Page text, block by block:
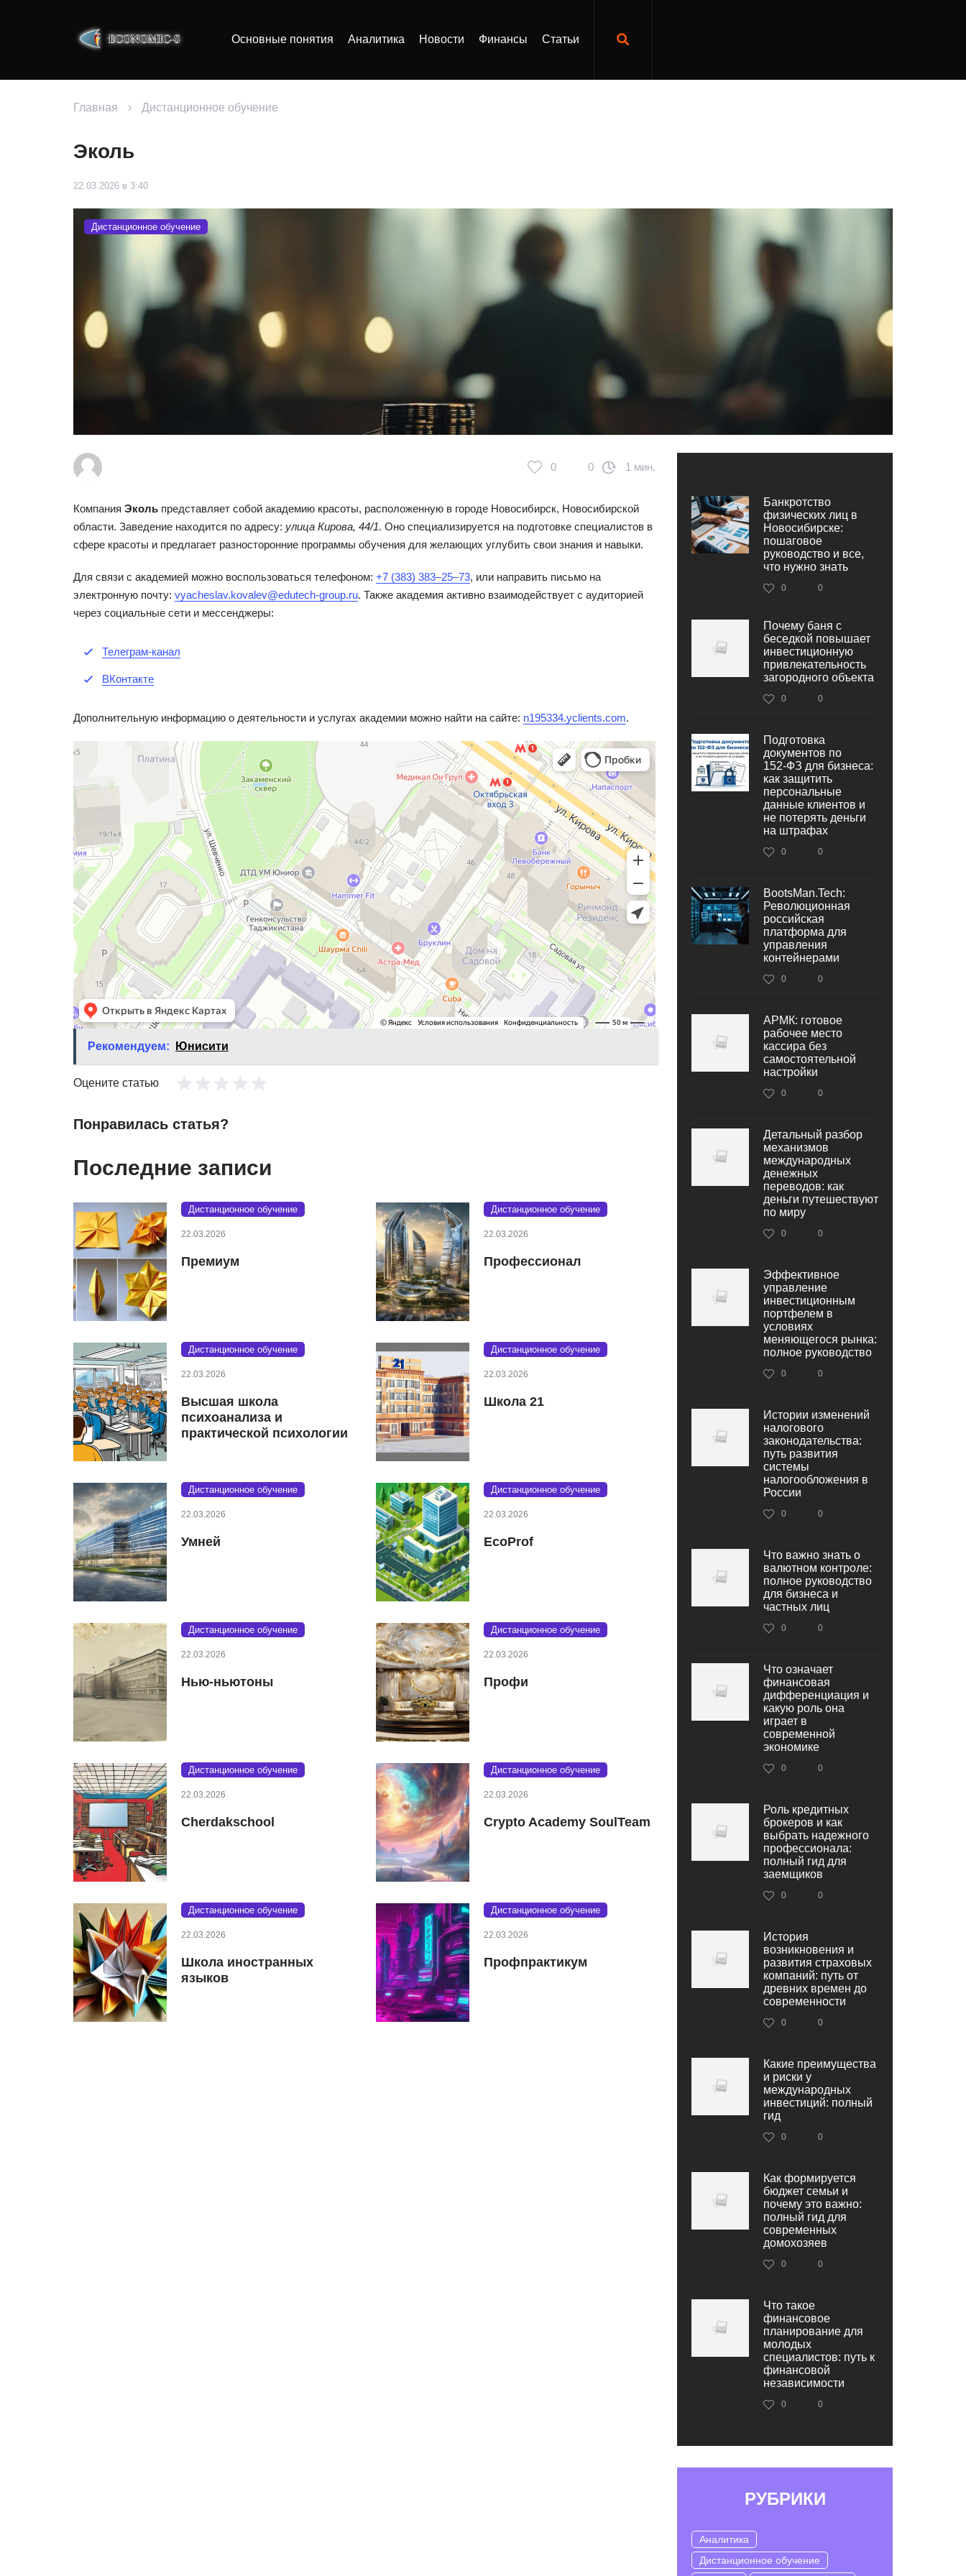
Основные понятия Аналитика Новости Финансы Статьи
Главная › Дистанционное обучение
Эколь
22.03.2026 в 3:40
Дистанционное обучение
0 0 1 мин.
Компания Эколь представляет собой академию красоты, расположенную в городе Новосибирск, Новосибирской
области. Заведение находится по адресу: улица Кирова, 44/1. Оно специализируется на подготовке специалистов в
сфере красоты и предлагает разносторонние программы обучения для желающих углубить свои знания и навыки.
Для связи с академией можно воспользоваться телефоном: +7 (383) 383‒25‒73, или направить письмо на
электронную почту: vyacheslav.kovalev@edutech-group.ru. Также академия активно взаимодействует с аудиторией
через социальные сети и мессенджеры:
Телеграм-канал
ВКонтакте
Дополнительную информацию о деятельности и услугах академии можно найти на сайте: n195334.yclients.com.
Рекомендуем: Юнисити
Оцените статью
Понравилась статья?
Последние записи
Дистанционное обучение
22.03.2026
Премиум
Дистанционное обучение
22.03.2026
Профессионал
Дистанционное обучение
22.03.2026
Высшая школа
психоанализа и
практической психологии
Дистанционное обучение
22.03.2026
Школа 21
Дистанционное обучение
22.03.2026
Умней
Дистанционное обучение
22.03.2026
EcoProf
Дистанционное обучение
22.03.2026
Нью-ньютоны
Дистанционное обучение
22.03.2026
Профи
Дистанционное обучение
22.03.2026
Cherdakschool
Дистанционное обучение
22.03.2026
Crypto Academy SoulTeam
Дистанционное обучение
22.03.2026
Школа иностранных
языков
Дистанционное обучение
22.03.2026
Профпрактикум
Банкротство
физических лиц в
Новосибирске:
пошаговое
руководство и все,
что нужно знать
0 0
Почему баня с
беседкой повышает
инвестиционную
привлекательность
загородного объекта
0 0
Подготовка
документов по
152‑ФЗ для бизнеса:
как защитить
персональные
данные клиентов и
не потерять деньги
на штрафах
0 0
BootsMan.Tech:
Революционная
российская
платформа для
управления
контейнерами
0 0
АРМК: готовое
рабочее место
кассира без
самостоятельной
настройки
0 0
Детальный разбор
механизмов
международных
денежных
переводов: как
деньги путешествуют
по миру
0 0
Эффективное
управление
инвестиционным
портфелем в
условиях
меняющегося рынка:
полное руководство
0 0
Истории изменений
налогового
законодательства:
путь развития
системы
налогообложения в
России
0 0
Что важно знать о
валютном контроле:
полное руководство
для бизнеса и
частных лиц
0 0
Что означает
финансовая
дифференциация и
какую роль она
играет в
современной
экономике
0 0
Роль кредитных
брокеров и как
выбрать надежного
профессионала:
полный гид для
заемщиков
0 0
История
возникновения и
развития страховых
компаний: путь от
древних времен до
современности
0 0
Какие преимущества
и риски у
международных
инвестиций: полный
гид
0 0
Как формируется
бюджет семьи и
почему это важно:
полный гид для
современных
домохозяев
0 0
Что такое
финансовое
планирование для
молодых
специалистов: путь к
финансовой
независимости
0 0
РУБРИКИ
Аналитика
Дистанционное обучение